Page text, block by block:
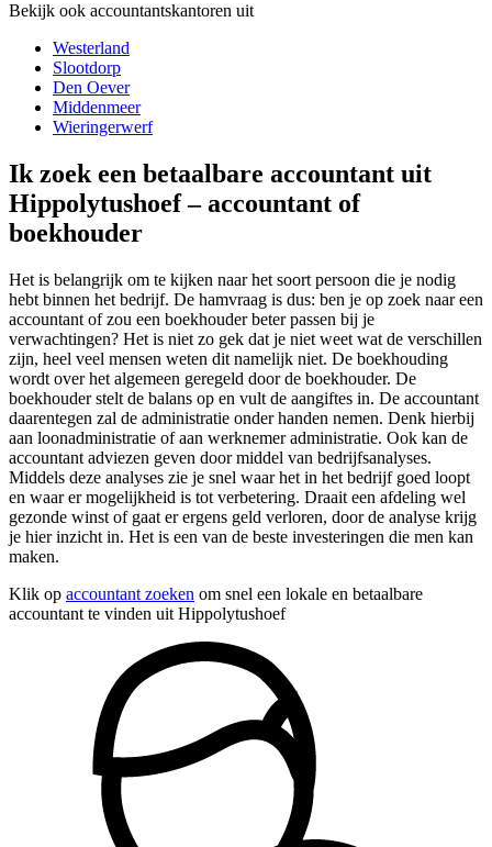
Bekijk ook accountantskantoren uit
Westerland
Slootdorp
Den Oever
Middenmeer
Wieringerwerf
Ik zoek een betaalbare accountant uit
Hippolytushoef – accountant of
boekhouder
Het is belangrijk om te kijken naar het soort persoon die je nodig
hebt binnen het bedrijf. De hamvraag is dus: ben je op zoek naar een
accountant of zou een boekhouder beter passen bij je
verwachtingen? Het is niet zo gek dat je niet weet wat de verschillen
zijn, heel veel mensen weten dit namelijk niet. De boekhouding
wordt over het algemeen geregeld door de boekhouder. De
boekhouder stelt de balans op en vult de aangiftes in. De accountant
daarentegen zal de administratie onder handen nemen. Denk hierbij
aan loonadministratie of aan werknemer administratie. Ook kan de
accountant adviezen geven door middel van bedrijfsanalyses.
Middels deze analyses zie je snel waar het in het bedrijf goed loopt
en waar er mogelijkheid is tot verbetering. Draait een afdeling wel
gezonde winst of gaat er ergens geld verloren, door de analyse krijg
je hier inzicht in. Het is een van de beste investeringen die men kan
maken.
Klik op accountant zoeken om snel een lokale en betaalbare
accountant te vinden uit Hippolytushoef